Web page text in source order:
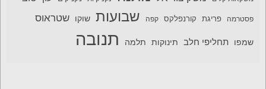
פסטרמה פריגת קורנפלקס קפה שבועות שוקו שטראוס
שמפו תחליפי חלב תינוקות תלמה תנובה